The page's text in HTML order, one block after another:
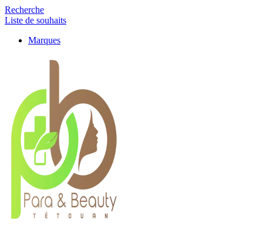
Recherche
Liste de souhaits
Marques